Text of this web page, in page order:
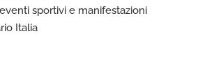
sportivi e manifestazioni
Italia